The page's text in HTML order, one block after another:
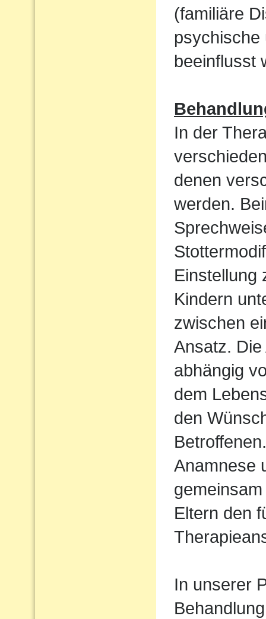
(familiäre
psychische
beeinflusst
In der
denen
werden.
Einstellung
Kindern
zwischen
Ansatz. Die
abhängig
dem
den
Anamnese
Eltern den
In unserer